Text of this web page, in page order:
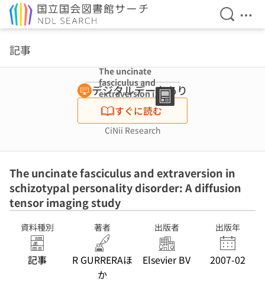
検索を
メ
記事
The uncinate
fasciculus and
extraversion in
schizotypal
personality
disorder: A
diffusion tensor
imaging study
デジタルデータあり
すぐに読む
CiNii Research
The uncinate fasciculus and extraversion in
schizotypal personality disorder: A diffusion
tensor imaging study
資料種別
記事
著者
R GURRERAほ
か
出版者
Elsevier BV
出版年
2007-02